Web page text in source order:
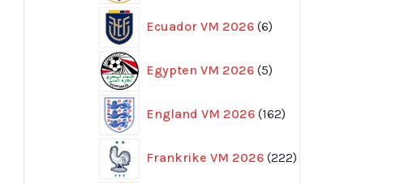
Ecuador VM 2026 6
produkter
Egypten VM 2026 5
produkter
England VM 2026 162
produkter
Frankrike VM 2026 222
produkter